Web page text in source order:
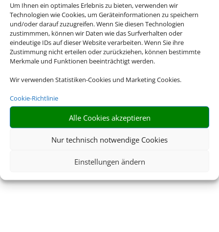
Um Ihnen ein optimales Erlebnis zu bieten, verwenden wir
Technologien wie Cookies, um Geräteinformationen zu speichern
und/oder darauf zuzugreifen. Wenn Sie diesen Technologien
zustimmmen, können wir Daten wie das Surfverhalten oder
eindeutige IDs auf dieser Website verarbeiten. Wenn Sie ihre
Zustimmung nicht erteilen oder zurückziehen, können bestimmte
Merkmale und Funktionen beeinträchtigt werden.
Wir verwenden Statistiken-Cookies und Marketing Cookies.
Cookie-Richtlinie
Alle Cookies akzeptieren
Nur technisch notwendige Cookies
Einstellungen ändern